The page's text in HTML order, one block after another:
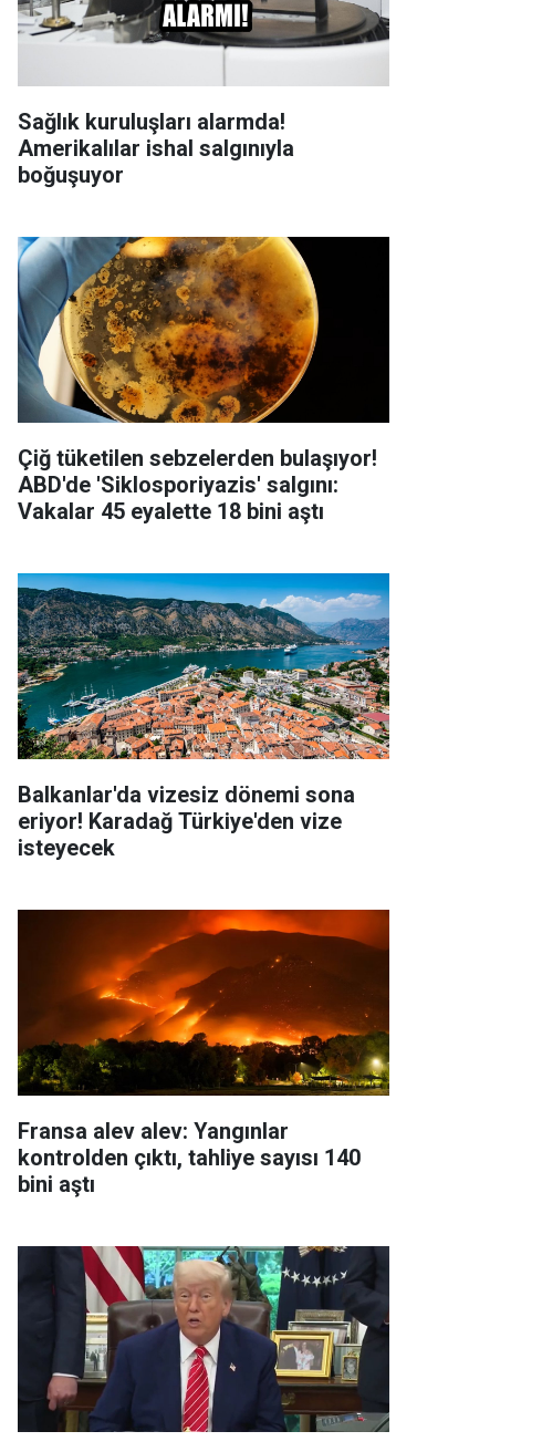
Sağlık kuruluşları alarmda!
Amerikalılar ishal salgınıyla
boğuşuyor
Çiğ tüketilen sebzelerden bulaşıyor!
ABD'de 'Siklosporiyazis' salgını:
Vakalar 45 eyalette 18 bini aştı
Balkanlar'da vizesiz dönemi sona
eriyor! Karadağ Türkiye'den vize
isteyecek
Fransa alev alev: Yangınlar
kontrolden çıktı, tahliye sayısı 140
bini aştı